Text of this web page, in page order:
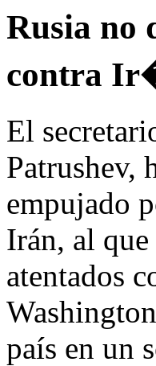
Rusia no
contra
El
Patrushev,
empujado
Irán, al que
atentados
país en un